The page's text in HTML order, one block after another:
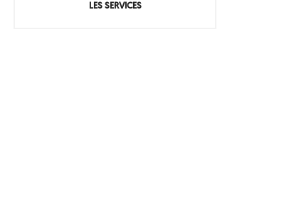
LES SERVICES